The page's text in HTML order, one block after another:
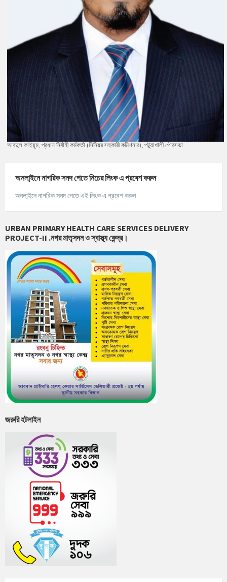
আবদুল কাইয়ূম, প্রধান নির্বাহী কর্মকর্তা (সিনিয়র সহকারী কমিশনার), পটুয়াখালী পৌরসভা
অনলা্‌ইনে নাগরিক সনদ পেতে নিচের লিংক এ প্রবেশ করুন
অনলা্‌ইনে নাগরিক সনদ পেতে এই লিংক এ প্রবেশ করুন
URBAN PRIMARY HEALTH CARE SERVICES DELIVERY
PROJECT-II .নগর মাতৃসদন ও স্বাস্থ্য কেন্দ্র।
জরুরি হটলাইন